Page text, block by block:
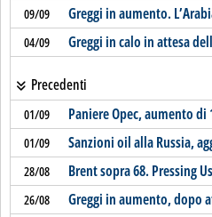
09/09 Greggi in aumento.
04/09 Greggi in calo in attesa
Precedenti
01/09 Paniere Opec, aumento
01/09 Sanzioni oil alla Russia,
28/08 Brent sopra 68. Pressing
26/08 Greggi in aumento, dopo